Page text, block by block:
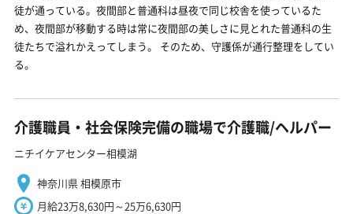
徒が通っている。夜間部と普通科は昼夜で同じ校舎を使っているた
め、夜間部が移動する時は常に夜間部の美しさに見とれた普通科の生
徒たちで溢れかえってしまう。 そのため、守護係が通行整理をしてい
る。
介護職員・社会保険完備の職場で介護職/ヘルパー
ニチイケアセンター相模湖
神奈川県 相模原市
月給23万8,630円～25万6,630円